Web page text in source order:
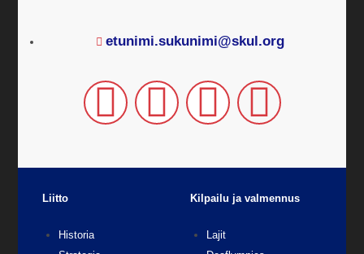
etunimi.sukunimi@skul.org
Liitto
Historia
Kilpailu ja valmennus
Lajit